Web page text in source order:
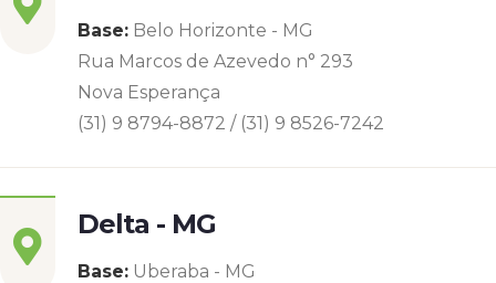
Base: Belo Horizonte - MG
Rua Marcos de Azevedo n° 293
Nova Esperança
(31) 9 8794-8872 / (31) 9 8526-7242
Delta - MG
Base: Uberaba - MG